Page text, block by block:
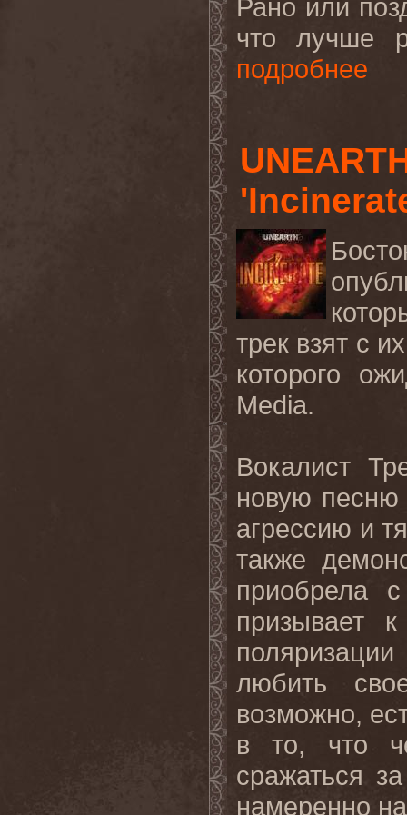
Рано или
что лучше
подробнее
трек взят с
которого
Media.
Вокалист
новую песню
агрессию и
также
приобрела
призывает
любить
возможно,
в то, что
сражаться
намеренно